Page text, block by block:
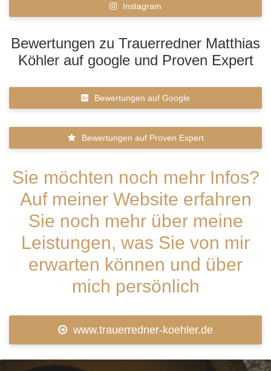
Instagram
Bewertungen zu Trauerredner Matthias
Köhler auf google und Proven Expert
Bewertungen auf Google
Bewertungen auf Proven Expert
Sie möchten noch mehr Infos?
Auf meiner Website erfahren
Sie noch mehr über meine
Leistungen, was Sie von mir
erwarten können und über
mich persönlich
www.trauerredner-koehler.de